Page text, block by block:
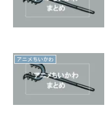
アニメちいかわ